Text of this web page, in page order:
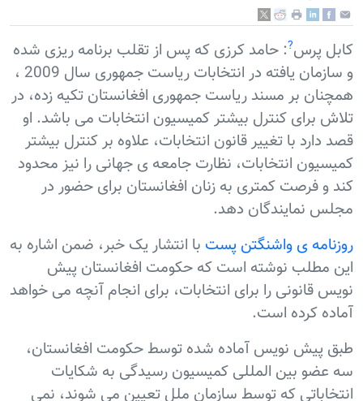
کابل پرس?: حامد کرزی که پس از تقلب برنامه ریزی شده
و سازمان یافته در انتخابات ریاست جمهوری سال 2009 ،
همچنان بر مسند ریاست جمهوری افغانستان تکیه زده، در
تلاش برای کنترل بيشتر کميسیون انتخابات می باشد. او
قصد دارد با تغيير قانون انتخابات، علاوه بر کنترل بيشتر
کميسیون انتخابات، نظارت جامعه ی جهانی را نيز محدود
کند و فرصت کمتری به زنان افغانستان برای حضور در
مجلس نمایندگان دهد.
روزنامه ی واشنگتن پست با انتشار يک خبر، ضمن اشاره به
اين مطلب نوشته است که حکومت افغانستان پيش
نويس قانونی را برای انتخابات، برای انجام آنچه می خواهد
آماده کرده است.
طبق پيش نويس آماده شده توسط حکومت افغانستان،
سه عضو بين المللی کميسیون رسیدگی به شکایات
انتخاباتی که توسط سازمان ملل تعيين می شوند، نمی